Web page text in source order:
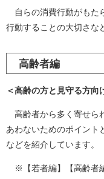
自らの消費行動がもた
行動することの大切さな
高齢者編
＜高齢の方と見守る方向
高齢者から多く寄せら
あわないためのポイント
などを紹介しています。
※【若者編】【高齢者